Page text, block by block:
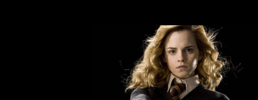
PREDÁTOR